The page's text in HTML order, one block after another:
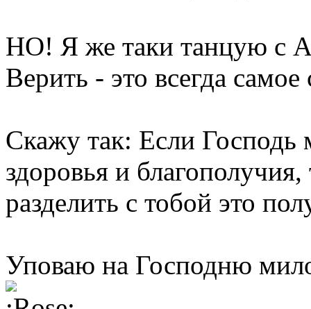
НО! Я же таки танцую с
Верить - это всегда
Скажу так: Если
здоровья и
разделить с тобой это
Уповаю на Господню